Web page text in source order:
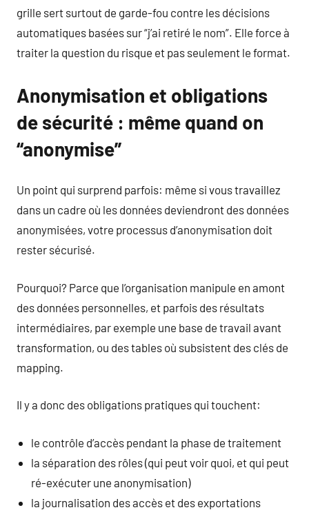
grille sert surtout de garde-fou contre les décisions
automatiques basées sur “j’ai retiré le nom”. Elle force à
traiter la question du risque et pas seulement le format.
Anonymisation et obligations
de sécurité : même quand on
“anonymise”
Un point qui surprend parfois: même si vous travaillez
dans un cadre où les données deviendront des données
anonymisées, votre processus d’anonymisation doit
rester sécurisé.
Pourquoi? Parce que l’organisation manipule en amont
des données personnelles, et parfois des résultats
intermédiaires, par exemple une base de travail avant
transformation, ou des tables où subsistent des clés de
mapping.
Il y a donc des obligations pratiques qui touchent:
le contrôle d’accès pendant la phase de traitement
la séparation des rôles (qui peut voir quoi, et qui peut
ré-exécuter une anonymisation)
la journalisation des accès et des exportations